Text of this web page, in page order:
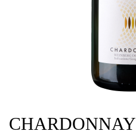
CHARDONNAY